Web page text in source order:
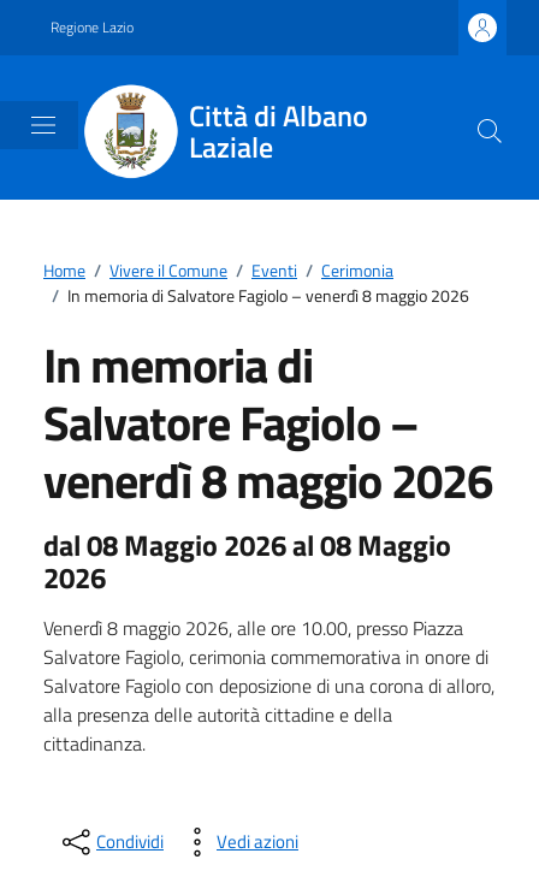
Regione Lazio
Città di Albano
Laziale
Home / Vivere il Comune / Eventi / Cerimonia
/ In memoria di Salvatore Fagiolo – venerdì 8 maggio 2026
In memoria di
Salvatore Fagiolo –
venerdì 8 maggio 2026
dal 08 Maggio 2026 al 08 Maggio
2026
Venerdì 8 maggio 2026, alle ore 10.00, presso Piazza
Salvatore Fagiolo, cerimonia commemorativa in onore di
Salvatore Fagiolo con deposizione di una corona di alloro,
alla presenza delle autorità cittadine e della
cittadinanza.
Condividi Vedi azioni